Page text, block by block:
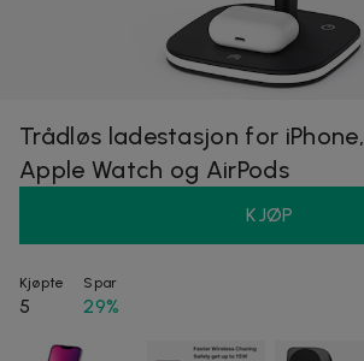
Trådløs ladestasjon for iPhone,
Apple Watch og AirPods
KJØP
Kjøpte
5
Spar
29%